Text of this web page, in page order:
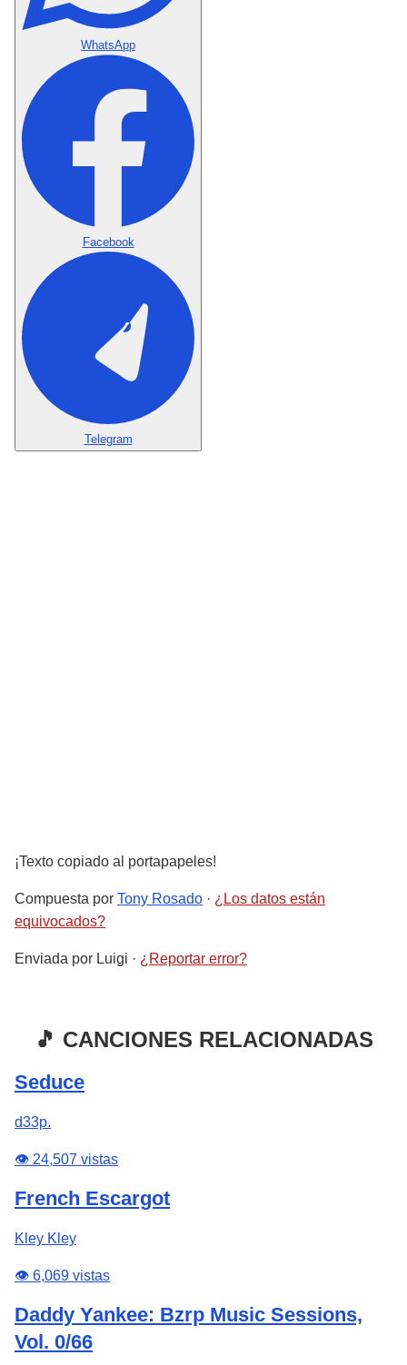
WhatsApp
Facebook
Telegram
¡Texto copiado al portapapeles!
Compuesta por Tony Rosado · ¿Los datos están
equivocados?
Enviada por Luigi · ¿Reportar error?
🎵 CANCIONES RELACIONADAS
Seduce
d33p.
👁️ 24,507 vistas
French Escargot
Kley Kley
👁️ 6,069 vistas
Daddy Yankee: Bzrp Music Sessions,
Vol. 0/66